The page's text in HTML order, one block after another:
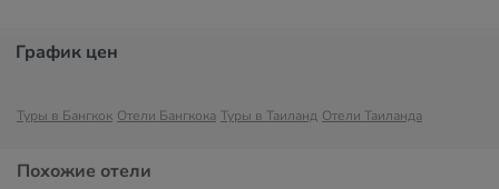
График цен
Туры в Бангкок Отели Бангкока Туры в Таиланд Отели Таиланда
Похожие отели